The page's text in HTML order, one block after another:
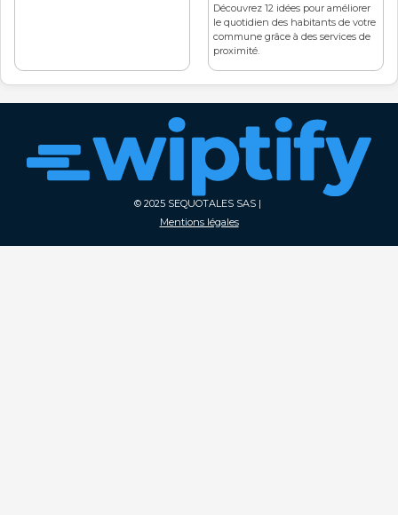
Découvrez 12 idées pour améliorer
le quotidien des habitants de votre
commune grâce à des services de
proximité.
© 2025 SEQUOTALES SAS |
Mentions légales